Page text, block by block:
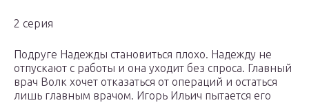
2 серия
Подруге Надежды становиться плохо. Надежду не
отпускают с работы и она уходит без спроса. Главный
врач Волк хочет отказаться от операций и остаться
лишь главным врачом. Игорь Ильич пытается его